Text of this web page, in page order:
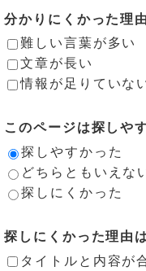
分かりにくかった理
難しい言葉が多い
文章が長い
情報が足りていな
このページは探しや
探しやすかった
どちらともいえな
探しにくかった
探しにくかった理由
タイトルと内容が